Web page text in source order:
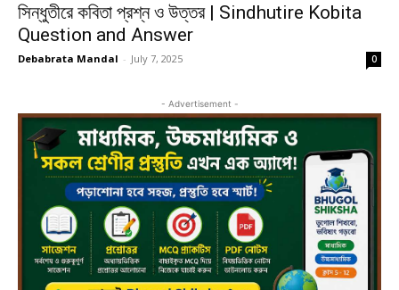
সিন্ধুতীরে কবিতা প্রশ্ন ও উত্তর | Sindhutire Kobita
Question and Answer
Debabrata Mandal - July 7, 2025 0
- Advertisement -